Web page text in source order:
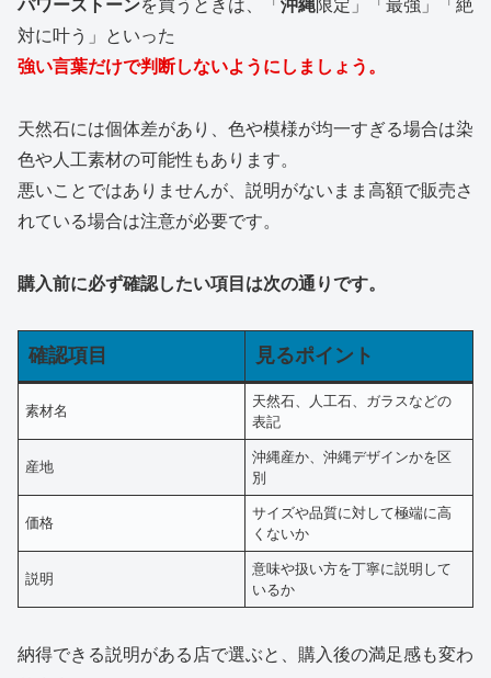
パワーストーンを買うときは、「 沖縄限定」「最強」「絶
対に叶う」といった
強い言葉だけで判断しないようにしましょう。
天然石には個体差があり、色や模様が均一すぎる場合は染
色や人工素材の可能性もあります。
悪いことではありませんが、説明がないまま高額で販売さ
れている場合は注意が必要です。
購入前に必ず確認したい項目は次の通りです。
確認項目 見るポイント
素材名
天然石、人工石、ガラスなどの
表記
産地
沖縄産か、沖縄デザインかを区
別
価格
サイズや品質に対して極端に高
くないか
説明
意味や扱い方を丁寧に説明して
いるか
納得できる説明がある店で選ぶと、購入後の満足感も変わ